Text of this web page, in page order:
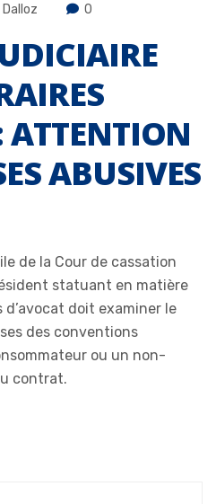
Dalloz 0
ATTENTION
ABUSIVES
de la Cour de cassation
statuant en matière
doit examiner le
des conventions
ou un non-
contrat.